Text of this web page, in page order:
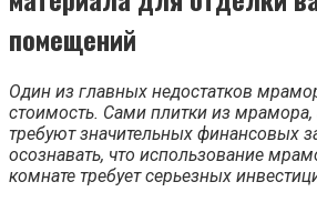
помещений
Один из главных недостатков
стоимость. Сами плитки из мрамора,
требуют значительных финансовых
осознавать, что использование
комнате требует серьезных